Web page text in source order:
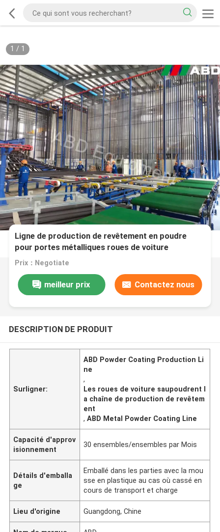
1 / 1
Ligne de production de revêtement en poudre
pour portes métalliques roues de voiture
Prix：Negotiate
meilleur prix Contactez nous
DESCRIPTION DE PRODUIT
Surligner:
ABD Powder Coating Production Li
ne
,
Les roues de voiture saupoudrent l
a chaîne de production de revêtem
ent
,ABD Metal Powder Coating Line
Capacité d'approv
isionnement
30 ensembles/ensembles par Mois
Détails d'emballa
ge
Emballé dans les parties avec la mou
sse en plastique au cas où cassé en
cours de transport et charge
Lieu d'origine Guangdong, Chine